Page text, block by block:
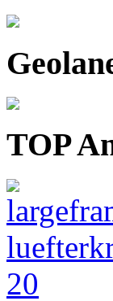
Seit mehr als 15
TOP